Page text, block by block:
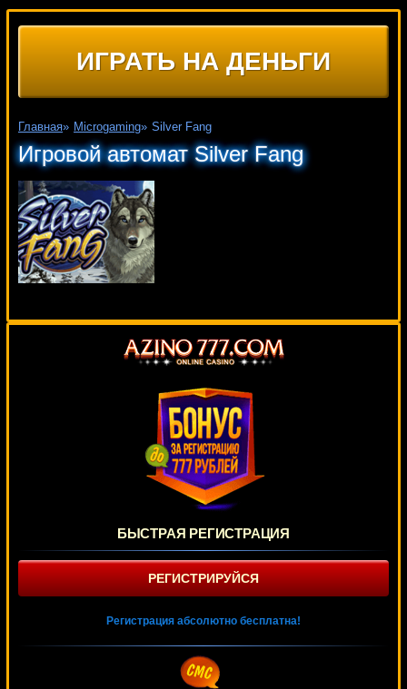
ИГРАТЬ НА ДЕНЬГИ
Главная» Microgaming» Silver Fang
Игровой автомат Silver Fang
БЫСТРАЯ РЕГИСТРАЦИЯ
РЕГИСТРИРУЙСЯ
Регистрация абсолютно бесплатна!